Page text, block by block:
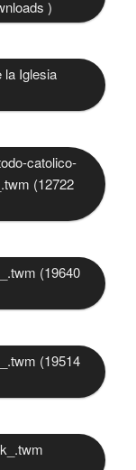
)
la Iglesia
catolico-
(12722
(19640
(19514